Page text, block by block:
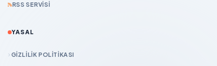
RSS SERVISI
YASAL
GIZLILIK POLITIKASI